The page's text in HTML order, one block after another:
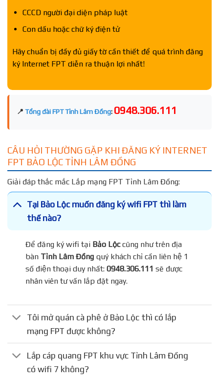
CCCD người đại diện pháp luật
Con dấu hoặc chữ ký điện tử
Hãy chuẩn bị đầy đủ giấy tờ cần thiết để quá trình đăng
ký Internet FPT diễn ra thuận lợi nhất!
📍 Tổng đài FPT Tỉnh Lâm Đồng: 0948.306.111
CÂU HỎI THƯỜNG GẶP KHI ĐĂNG KÝ INTERNET
FPT BẢO LỘC TỈNH LÂM ĐỒNG
Giải đáp thắc mắc Lắp mạng FPT Tỉnh Lâm Đồng:
Tại Bảo Lộc muốn đăng ký wifi FPT thì làm
thế nào?
Để đăng ký wifi tạiBảo Lộccũng như trên địa
bànTỉnh Lâm Đồngquý khách chỉ cần liên hệ 1
số điện thoại duy nhất:0948.306.111 sẽ được
nhân viên tư vấn lắp đặt ngay.
Tôi mở quán cà phê ở Bảo Lộc thì có lắp
mạng FPT được không?
Lắp cáp quang FPT khu vực Tỉnh Lâm Đồng
có wifi 7 không?